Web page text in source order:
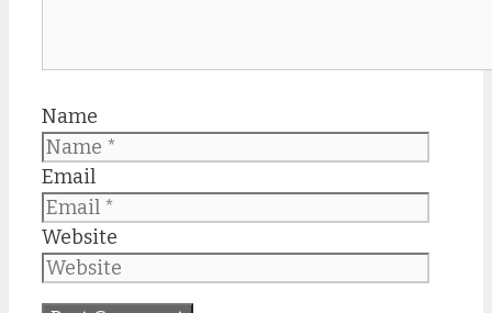
Name
Email
Website